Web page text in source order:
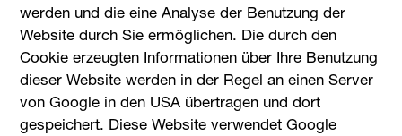
werden und die eine Analyse der Benutzung der
Website durch Sie ermöglichen. Die durch den
Cookie erzeugten Informationen über Ihre Benutzung
dieser Website werden in der Regel an einen Server
von Google in den USA übertragen und dort
gespeichert. Diese Website verwendet Google